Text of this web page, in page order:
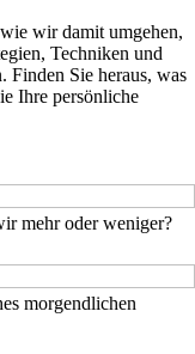
wir damit umgehen,
Techniken und
Finden Sie heraus, was
Ihre persönliche
mehr oder weniger?
morgendlichen